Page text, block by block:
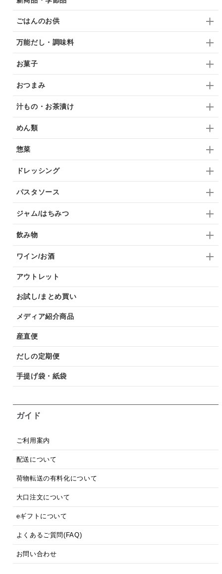
ごはんのお供
万能だし・調味料
お菓子
おつまみ
汁もの・お茶漬け
めん類
惣菜
ドレッシング
パスタソース
ジャム/はちみつ
飲み物
ワイン/お酒
アウトレット
お試し/まとめ買い
メディア紹介商品
産直便
だしの定期便
手提げ袋・紙袋
ガイド
ご利用案内
配送について
荷物転送の有料化について
大口注文について
eギフトについて
よくあるご質問(FAQ)
お問い合わせ